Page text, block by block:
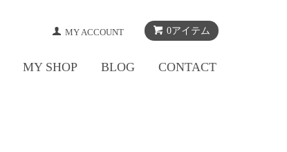
0アイテム
MY ACCOUNT
MY SHOP BLOG CONTACT